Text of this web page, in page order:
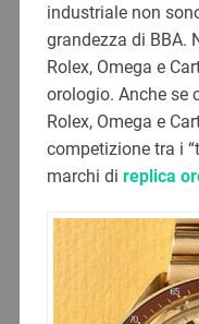
industriale non
grandezza di BBA.
Rolex, Omega e
orologio. Anche se
Rolex, Omega e
competizione tra i
marchi di replica